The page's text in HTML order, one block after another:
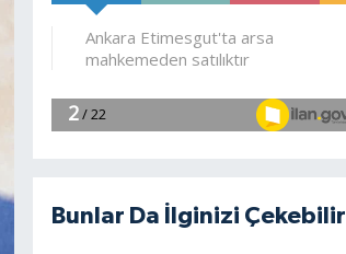
Bunlar Da İlginizi Çekebilir